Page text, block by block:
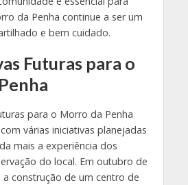
da Penha continue a ser um
e bem cuidado.
Futuras para o
para o Morro da Penha
várias iniciativas planejadas
mais a experiência dos
do local. Em outubro de
a construção de um centro de